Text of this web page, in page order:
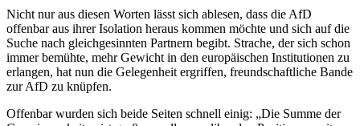
Nicht nur aus diesen Worten lässt sich ablesen, dass die AfD
offenbar aus ihrer Isolation heraus kommen möchte und sich auf die
Suche nach gleichgesinnten Partnern begibt. Strache, der sich schon
immer bemühte, mehr Gewicht in den europäischen Institutionen zu
erlangen, hat nun die Gelegenheit ergriffen, freundschaftliche Bande
zur AfD zu knüpfen.
Offenbar wurden sich beide Seiten schnell einig: „Die Summe der